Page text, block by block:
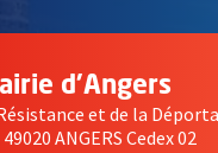
d'Angers
et de la
ANGERS Cedex 02